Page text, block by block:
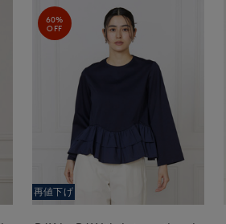
60%
OFF
再値下げ